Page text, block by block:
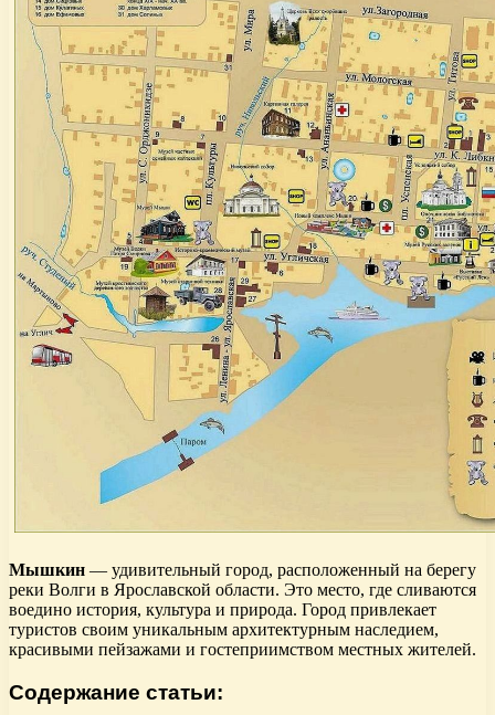
Мышкин — удивительный город, расположенный на берегу
реки Волги в Ярославской области. Это место, где сливаются
воедино история, культура и природа. Город привлекает
туристов своим уникальным архитектурным наследием,
красивыми пейзажами и гостеприимством местных жителей.
Содержание статьи: